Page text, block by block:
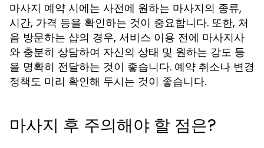
마사지 예약 시에는 사전에 원하는 마사지의 종류,
시간, 가격 등을 확인하는 것이 중요합니다. 또한, 처
음 방문하는 샵의 경우, 서비스 이용 전에 마사지사
와 충분히 상담하여 자신의 상태 및 원하는 강도 등
을 명확히 전달하는 것이 좋습니다. 예약 취소나 변경
정책도 미리 확인해 두시는 것이 좋습니다.
마사지 후 주의해야 할 점은?